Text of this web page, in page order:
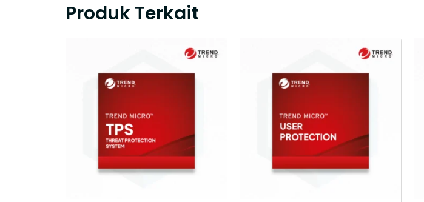
Produk Terkait